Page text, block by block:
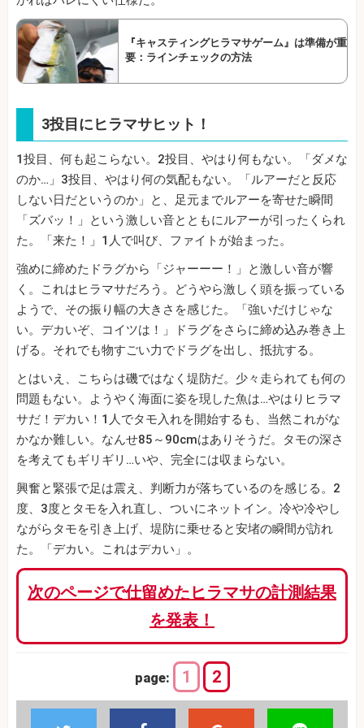
『キャスティングヒラマサゲーム』は準備が重
要：ラインチェックの方法
3投目にヒラマサヒット！
1投目、何も起こらない。2投目、やはり何もない。「ダメな
のか…」3投目、やはり何の気配もない。「ルアーだと反応
しない日だというのか」と、足元までルアーを寄せた瞬間
「ズバッ！」という激しい音とともにルアーが引ったくられ
た。「来た！」1人で叫び、ファイトが始まった。
強めに締めたドラグから「ジャーーー！」と激しい音が響
く。これはヒラマサだろう。どうやら激しく頭を振っている
ようで、その振り幅の大きさを感じた。「強いだけじゃな
い。デカいぞ、コイツは！」ドラグをさらに締め込み巻き上
げる。それでも物すごい力でドラグを出し、抵抗する。
とはいえ、こちらは磯ではなく堤防だ。少々走られても何の
問題もない。ようやく海面に姿を現した魚は…やはりヒラマ
サだ！デカい！1人でタモ入れを開始するも、当然これがな
かなか難しい。なんせ85～90cmはありそうだ。タモの深さ
を考えてもギリギリ…いや、完全には収まらない。
興奮と緊張で足は震え、判断力が落ちているのを感じる。2
度、3度とタモを入れ直し、ついにネットイン。冷や冷やし
ながらタモを引き上げ、堤防に乗せると安堵の瞬間が訪れ
た。「デカい。これはデカい」。
次のページで仕留めたヒラマサの計測結果
を発表！
page: 1 2